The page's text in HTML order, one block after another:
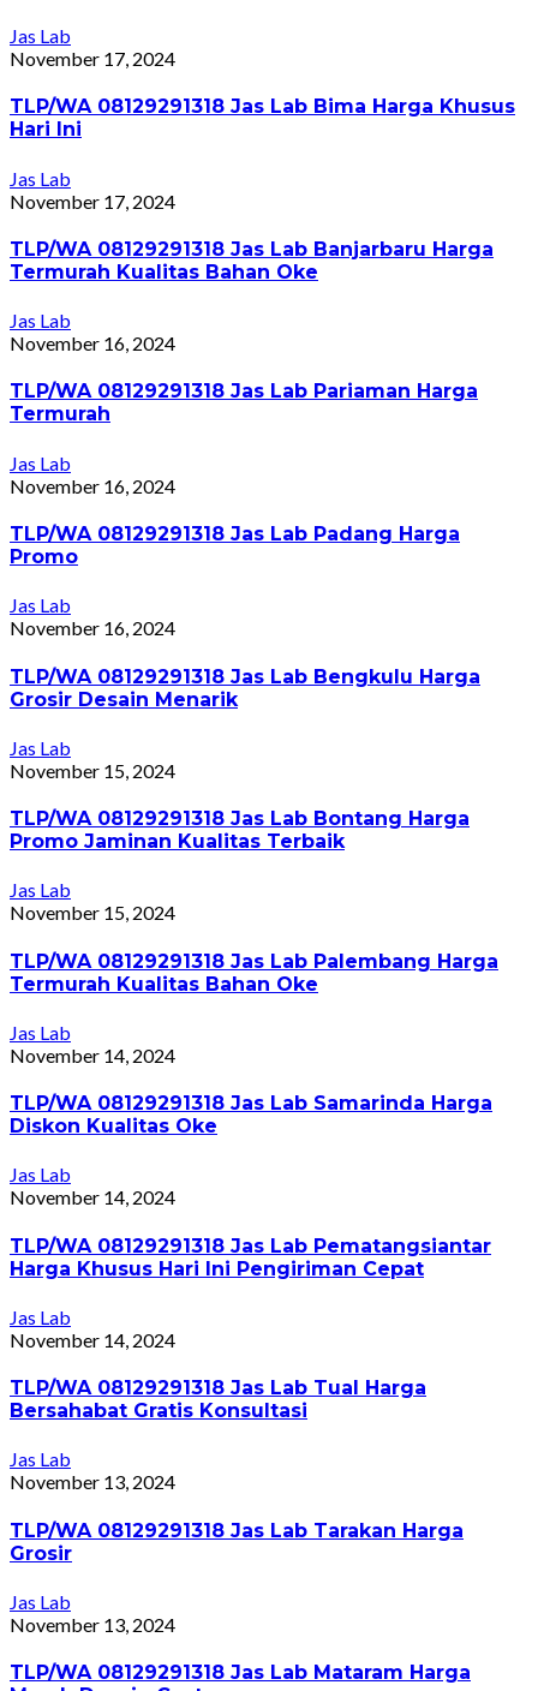
Jas Lab
November 17, 2024
TLP/WA 08129291318 Jas Lab Bima Harga Khusus
Hari Ini
Jas Lab
November 17, 2024
TLP/WA 08129291318 Jas Lab Banjarbaru Harga
Termurah Kualitas Bahan Oke
Jas Lab
November 16, 2024
TLP/WA 08129291318 Jas Lab Pariaman Harga
Termurah
Jas Lab
November 16, 2024
TLP/WA 08129291318 Jas Lab Padang Harga
Promo
Jas Lab
November 16, 2024
TLP/WA 08129291318 Jas Lab Bengkulu Harga
Grosir Desain Menarik
Jas Lab
November 15, 2024
TLP/WA 08129291318 Jas Lab Bontang Harga
Promo Jaminan Kualitas Terbaik
Jas Lab
November 15, 2024
TLP/WA 08129291318 Jas Lab Palembang Harga
Termurah Kualitas Bahan Oke
Jas Lab
November 14, 2024
TLP/WA 08129291318 Jas Lab Samarinda Harga
Diskon Kualitas Oke
Jas Lab
November 14, 2024
TLP/WA 08129291318 Jas Lab Pematangsiantar
Harga Khusus Hari Ini Pengiriman Cepat
Jas Lab
November 14, 2024
TLP/WA 08129291318 Jas Lab Tual Harga
Bersahabat Gratis Konsultasi
Jas Lab
November 13, 2024
TLP/WA 08129291318 Jas Lab Tarakan Harga
Grosir
Jas Lab
November 13, 2024
TLP/WA 08129291318 Jas Lab Mataram Harga